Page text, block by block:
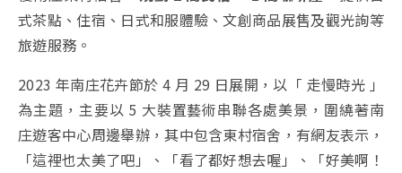
式茶點、住宿、日式和服體驗、文創商品展售及觀光詢等
旅遊服務。
2023 年南庄花卉節於 4 月 29 日展開，以「 走慢時光 」
為主題，主要以 5 大裝置藝術串聯各處美景，圍繞著南
庄遊客中心周邊舉辦，其中包含東村宿舍，有網友表示，
「這裡也太美了吧」、「看了都好想去喔」、「好美啊！